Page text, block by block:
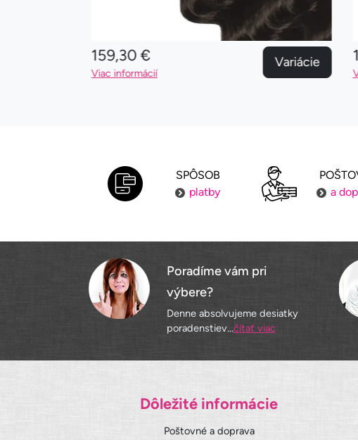
159,30 €
Viac informácií
Variácie
SPÔSOB
platby
a
Poradíme vám pri
výbere?
Denne absolvujeme desiatky
poradenstiev...čítať viac
Dôležité informácie
Poštovné a doprava